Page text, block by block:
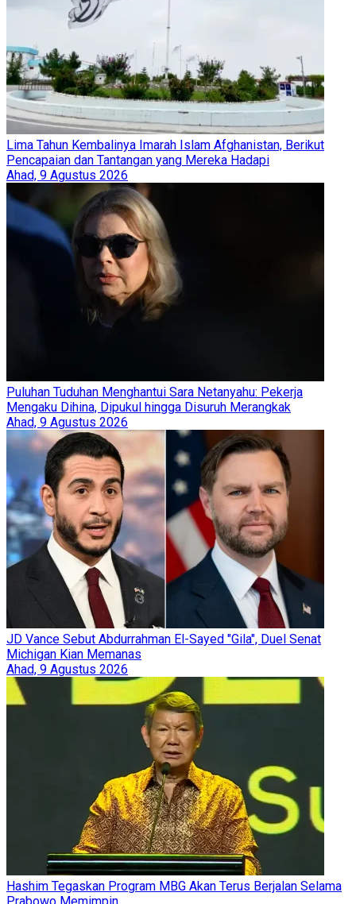
Lima Tahun Kembalinya Imarah Islam Afghanistan, Berikut
Pencapaian dan Tantangan yang Mereka Hadapi
Ahad, 9 Agustus 2026
Puluhan Tuduhan Menghantui Sara Netanyahu: Pekerja
Mengaku Dihina, Dipukul hingga Disuruh Merangkak
Ahad, 9 Agustus 2026
JD Vance Sebut Abdurrahman El-Sayed "Gila", Duel Senat
Michigan Kian Memanas
Ahad, 9 Agustus 2026
Hashim Tegaskan Program MBG Akan Terus Berjalan Selama
Prabowo Memimpin